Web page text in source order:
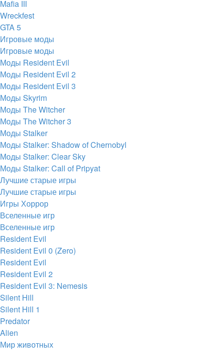
Mafia III
Wreckfest
GTA 5
Игровые моды
Игровые моды
Моды Resident Evil
Моды Resident Evil 2
Моды Resident Evil 3
Моды Skyrim
Моды The Witcher
Моды The Witcher 3
Моды Stalker
Моды Stalker: Shadow of Chernobyl
Моды Stalker: Clear Sky
Моды Stalker: Call of Pripyat
Лучшие старые игры
Лучшие старые игры
Игры Хоррор
Вселенные игр
Вселенные игр
Resident Evil
Resident Evil 0 (Zero)
Resident Evil
Resident Evil 2
Resident Evil 3: Nemesis
Silent Hill
Silent Hill 1
Predator
Alien
Мир животных